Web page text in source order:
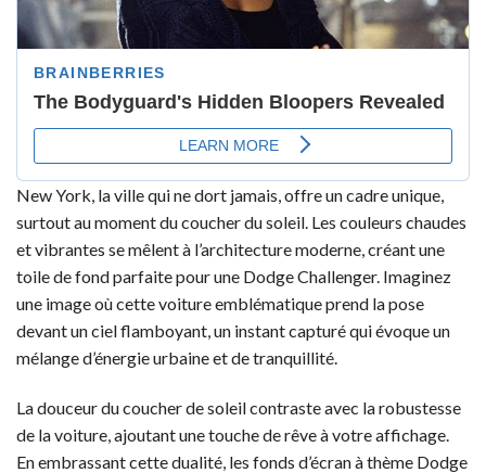
New York, la ville qui ne dort jamais, offre un cadre unique,
surtout au moment du coucher du soleil. Les couleurs chaudes
et vibrantes se mêlent à l’architecture moderne, créant une
toile de fond parfaite pour une Dodge Challenger. Imaginez
une image où cette voiture emblématique prend la pose
devant un ciel flamboyant, un instant capturé qui évoque un
mélange d’énergie urbaine et de tranquillité.
La douceur du coucher de soleil contraste avec la robustesse
de la voiture, ajoutant une touche de rêve à votre affichage.
En embrassant cette dualité, les fonds d’écran à thème Dodge